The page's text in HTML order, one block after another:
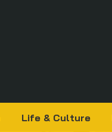
Life & Culture